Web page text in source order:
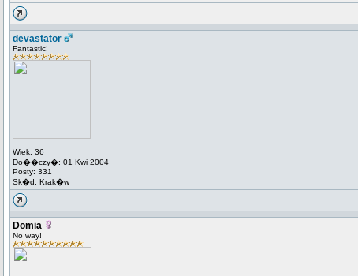
devastator
Fantastic!
Wiek: 36
Do��czy�: 01 Kwi 2004
Posty: 331
Sk�d: Krak�w
Domia
No way!